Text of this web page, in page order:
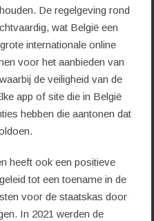
De regelgeving rond
wat België een
internationale online
voor het aanbieden van
de veiligheid van de
app of site die in België
hebben die aantonen dat
heeft ook een positieve
tot een toename in de
voor de staatskas door
In 2021 werden de